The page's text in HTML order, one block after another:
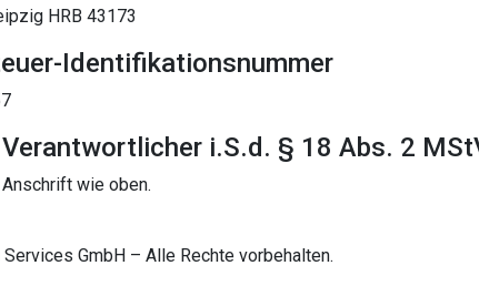
HRB 43173
Identifikationsnummer
i.S.d. § 18 Abs. 2
wie oben.
GmbH – Alle Rechte vorbehalten.